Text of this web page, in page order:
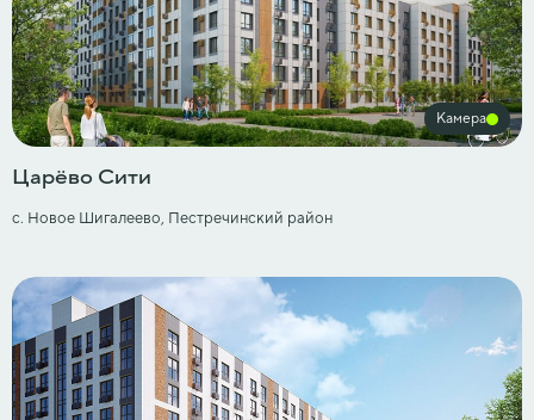
Камера
Царёво Сити
с. Новое Шигалеево, Пестречинский район